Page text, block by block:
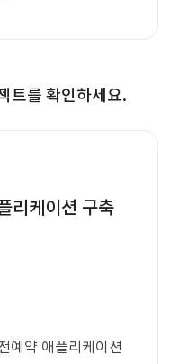
트를 확인하세요.
리케이션 구축
예약 애플리케이션